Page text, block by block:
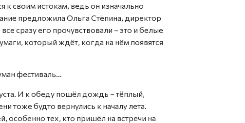
к своим истокам, ведь он изначально
предложила Ольга Стёпина, директор
сразу его прочувствовали – это и белые
который ждёт, когда на нём появятся
фестиваль…
И к обеду пошёл дождь – тёплый,
тоже будто вернулись к началу лета.
особенно тех, кто пришёл на встречи на